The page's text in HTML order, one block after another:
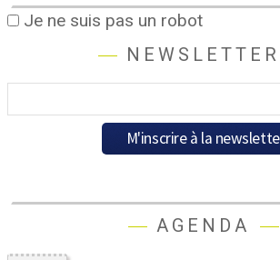
Je ne suis pas un robot
NEWSLETTER
AGENDA